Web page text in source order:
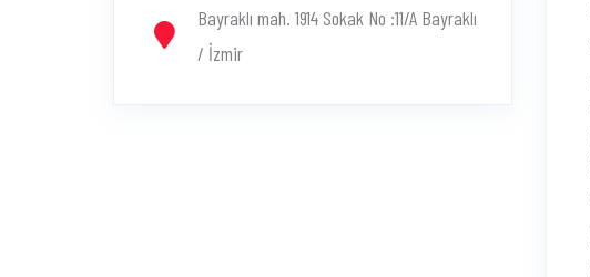
Bayraklı mah. 1914 Sokak No :11/A Bayraklı
/ İzmir